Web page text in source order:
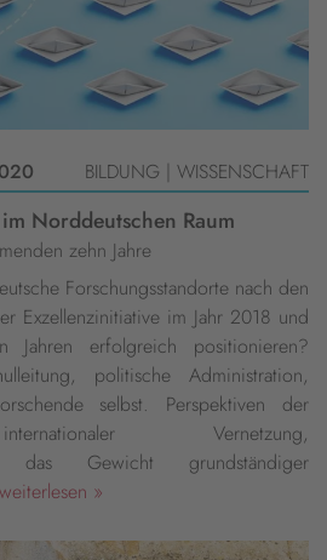
BILDUNG | WISSENSCHAFT
Norddeutschen Raum
zehn Jahre
Forschungsstandorte nach den
Exzellenzinitiative im Jahr 2018 und
erfolgreich positionieren?
politische Administration,
selbst. Perspektiven der
Vernetzung,
das Gewicht grundständiger
weiterlesen »